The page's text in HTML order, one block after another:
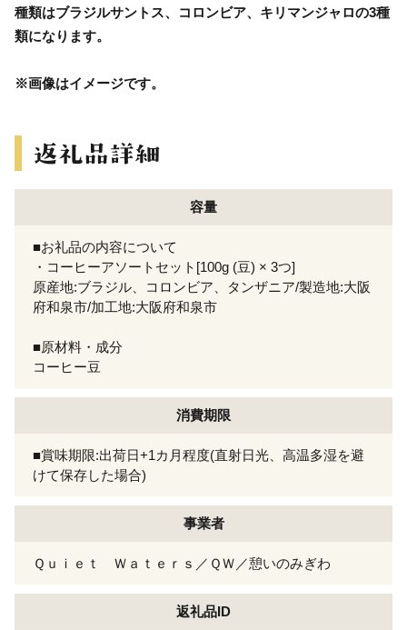
種類はブラジルサントス、コロンビア、キリマンジャロの3種
類になります。
※画像はイメージです。
容量
■お礼品の内容について
・コーヒーアソートセット[100g (豆) × 3つ]
原産地:ブラジル、コロンビア、タンザニア/製造地:大阪
府和泉市/加工地:大阪府和泉市
■原材料・成分
コーヒー豆
消費期限
■賞味期限:出荷日+1カ月程度(直射日光、高温多湿を避
けて保存した場合)
事業者
Ｑｕｉｅｔ Ｗａｔｅｒｓ／ＱＷ／憩いのみぎわ
返礼品ID